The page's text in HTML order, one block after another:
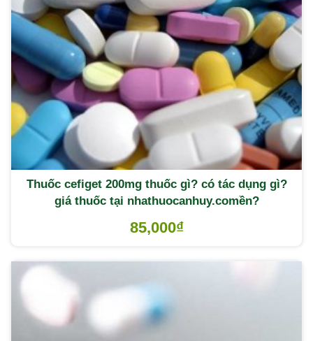
Thuốc cefiget 200mg thuốc gì? có tác dụng gì?
giá thuốc tại nhathuocanhuy.comền?
85,000₫